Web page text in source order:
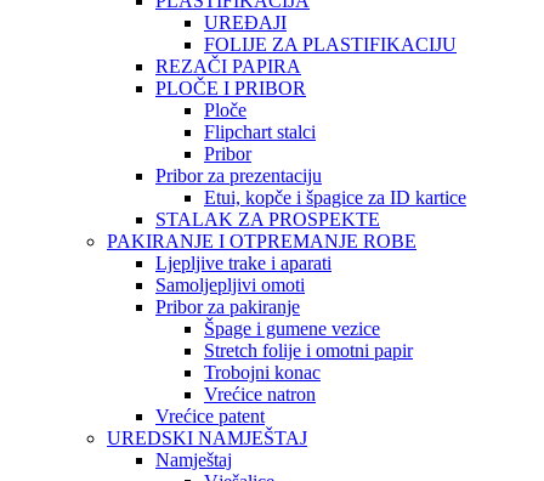
UREĐAJI
FOLIJE ZA PLASTIFIKACIJU
REZAČI PAPIRA
PLOČE I PRIBOR
Ploče
Flipchart stalci
Pribor
Pribor za prezentaciju
Etui, kopče i špagice za ID kartice
STALAK ZA PROSPEKTE
PAKIRANJE I OTPREMANJE ROBE
Ljepljive trake i aparati
Samoljepljivi omoti
Pribor za pakiranje
Špage i gumene vezice
Stretch folije i omotni papir
Trobojni konac
Vrećice natron
Vrećice patent
UREDSKI NAMJEŠTAJ
Namještaj